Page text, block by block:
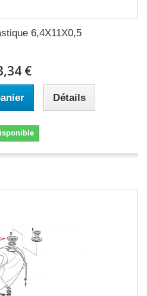
6,4X11X0,5
€
Détails